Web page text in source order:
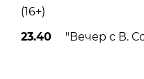
(16+)
23.40 "Вечер с В.